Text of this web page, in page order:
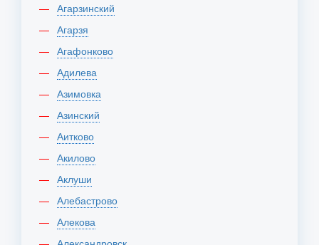
Агарзинский
Агарзя
Агафонково
Адилева
Азимовка
Азинский
Аитково
Акилово
Аклуши
Алебастрово
Алекова